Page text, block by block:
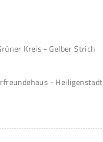
Kreis - Gelber Strich
- Heiligenstadt